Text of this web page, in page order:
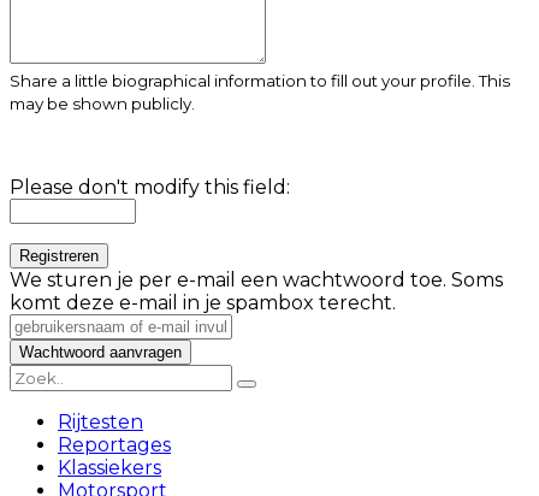
Share a little biographical information to fill out your profile. This
may be shown publicly.
Please don't modify this field:
We sturen je per e-mail een wachtwoord toe. Soms
komt deze e-mail in je spambox terecht.
Rijtesten
Reportages
Klassiekers
Motorsport